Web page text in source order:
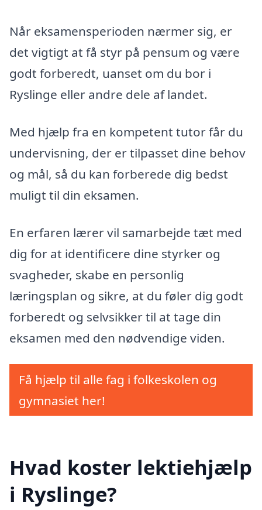
Når eksamensperioden nærmer sig, er
det vigtigt at få styr på pensum og være
godt forberedt, uanset om du bor i
Ryslinge eller andre dele af landet.
Med hjælp fra en kompetent tutor får du
undervisning, der er tilpasset dine behov
og mål, så du kan forberede dig bedst
muligt til din eksamen.
En erfaren lærer vil samarbejde tæt med
dig for at identificere dine styrker og
svagheder, skabe en personlig
læringsplan og sikre, at du føler dig godt
forberedt og selvsikker til at tage din
eksamen med den nødvendige viden.
Få hjælp til alle fag i folkeskolen og
gymnasiet her!
Hvad koster lektiehjælp
i Ryslinge?